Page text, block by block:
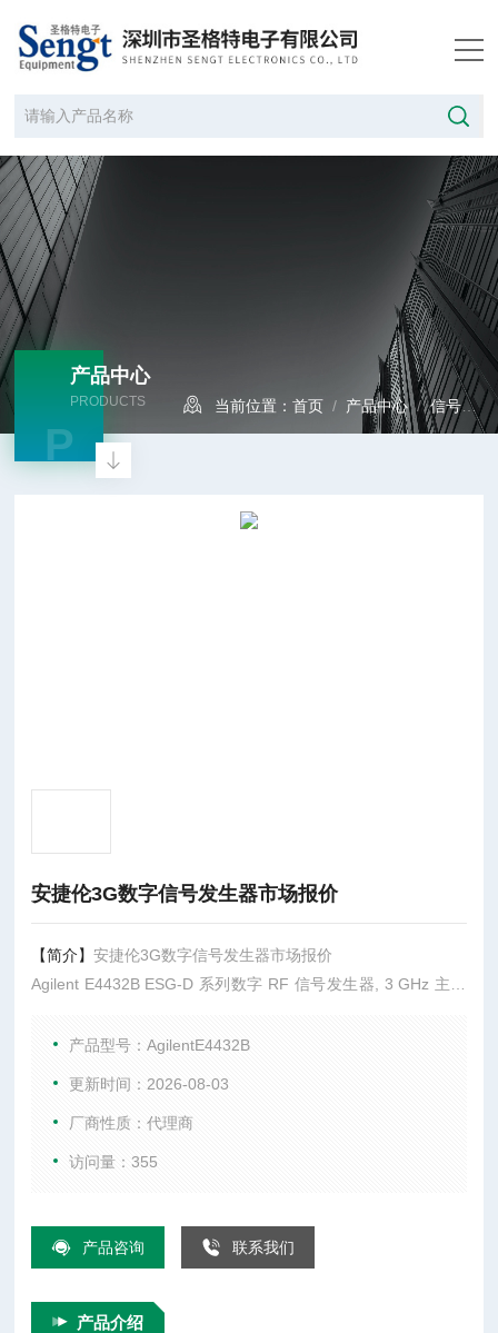
产品中心
PRODUCTS
P
当前位置：首页 / 产品中心/信号发生器
安捷伦3G数字信号发生器市场报价
【简介】安捷伦3G数字信号发生器市场报价
Agilent E4432B ESG-D 系列数字 RF 信号发生器, 3 GHz 主要
5 MHz 可选的双任意波形发生器 和/或实时 I/Q 基带发生器 40
产品型号：AgilentE4432B
更新时间：2026-08-03
厂商性质：代理商
访问量：355
产品咨询 联系我们
产品介绍